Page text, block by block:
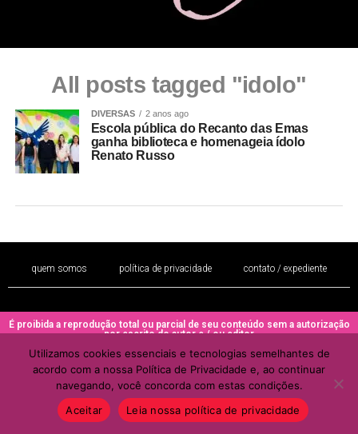
All posts tagged "idolo"
DIVERSAS 2 anos ago
Escola pública do Recanto das Emas
ganha biblioteca e homenageia ídolo
Renato Russo
quem somos política de privacidade contato / expediente
É proibida a reprodução total ou parcial de seu conteúdo sem a autorização
por escrito do autor e / ou editor
Copyright © 2022 - Todos os direitos reservados ao PORTAL BRAZIL
MULHER
Utilizamos cookies essenciais e tecnologias semelhantes de
acordo com a nossa Política de Privacidade e, ao continuar
navegando, você concorda com estas condições.
Aceitar
Leia nossa política de privacidade